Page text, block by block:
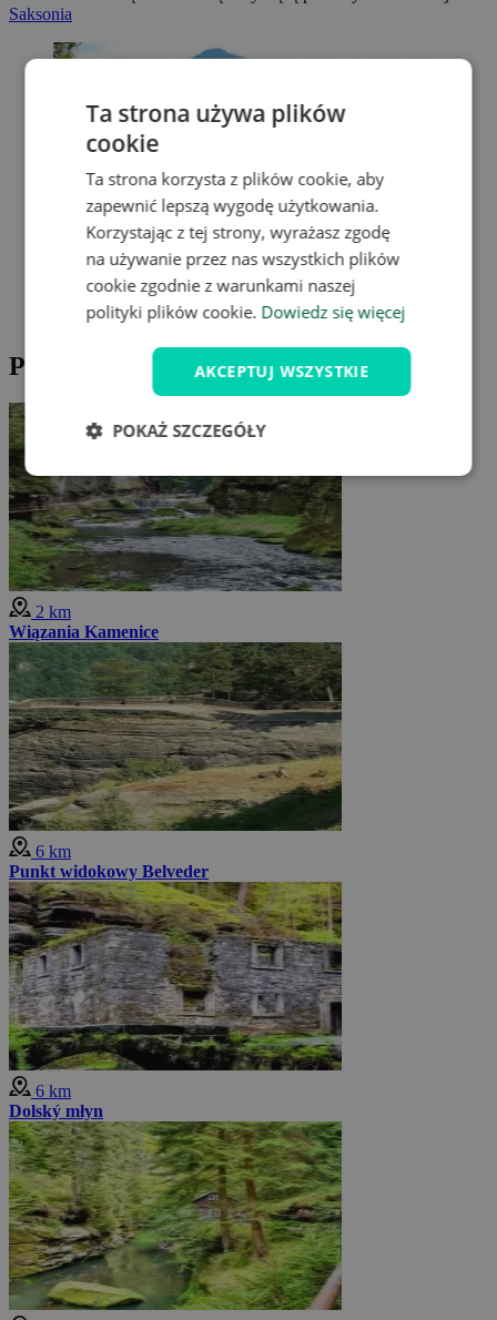
Saksonia
Propozycje wycieczek po okolicy
2 km
Wiązania Kamenice
6 km
Punkt widokowy Belveder
6 km
Dolský młyn
Ta strona używa plików
cookie
Ta strona korzysta z plików cookie, aby
zapewnić lepszą wygodę użytkowania.
Korzystając z tej strony, wyrażasz zgodę
na używanie przez nas wszystkich plików
cookie zgodnie z warunkami naszej
polityki plików cookie. Dowiedz się więcej
AKCEPTUJ WSZYSTKIE
POKAŻ SZCZEGÓŁY